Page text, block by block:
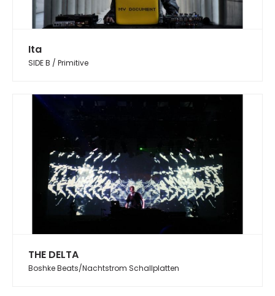
Ita
SIDE B / Primitive
THE DELTA
Boshke Beats/Nachtstrom Schallplatten